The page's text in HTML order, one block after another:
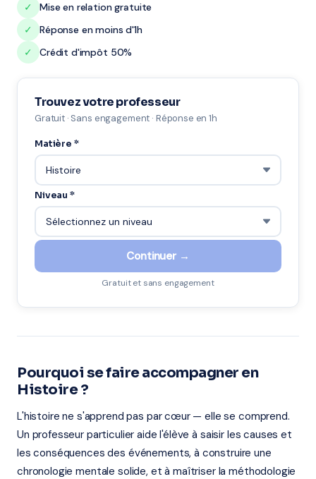
✓
Mise en relation gratuite
✓
Réponse en moins d'1h
✓
Crédit d'impôt 50%
Trouvez votre professeur
Gratuit · Sans engagement · Réponse en 1h
Matière *
Niveau *
Continuer →
Gratuit et sans engagement
Pourquoi se faire accompagner en
Histoire ?
L'histoire ne s'apprend pas par cœur — elle se comprend.
Un professeur particulier aide l'élève à saisir les causes et
les conséquences des événements, à construire une
chronologie mentale solide, et à maîtriser la méthodologie